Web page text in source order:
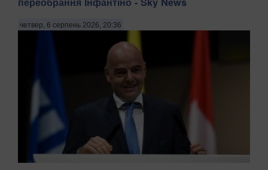
четвер, 6 серпень 2026, 20:36